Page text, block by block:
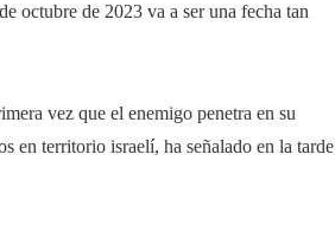
octubre de 2023 va a ser una fecha tan
vez que el enemigo penetra en su
en territorio israelí, ha señalado en la tarde